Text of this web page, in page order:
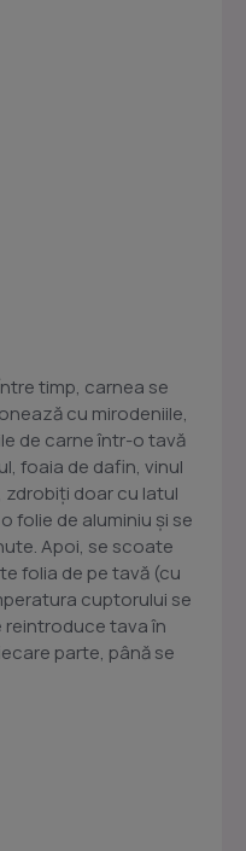
timp, carnea se
cu mirodeniile,
de carne într-o tavă
foaia de dafin, vinul
doar cu latul
folie de aluminiu și se
Apoi, se scoate
folia de pe tavă (cu
cuptorului se
reintroduce tava în
parte, până se